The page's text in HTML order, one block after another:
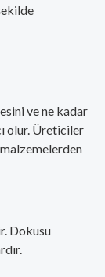
ve ne kadar
olur. Üreticiler
Dokusu